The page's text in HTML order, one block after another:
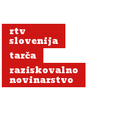
načrt
vodstva
za
»utišanje«
oddaje
rtv
slovenija
tarča
raziskovalno
novinarstvo